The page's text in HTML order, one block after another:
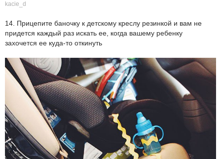
kacie_d
14. Прицепите баночку к детскому креслу резинкой и вам не
придется каждый раз искать ее, когда вашему ребенку
захочется ее куда-то откинуть